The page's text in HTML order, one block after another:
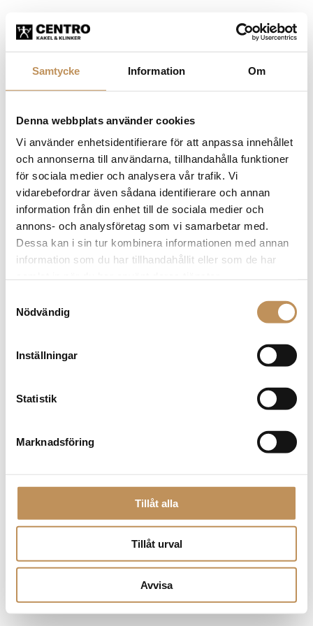
Samtycke Information Om
Denna webbplats använder cookies
Vi använder enhetsidentifierare för att anpassa innehållet
och annonserna till användarna, tillhandahålla funktioner
för sociala medier och analysera vår trafik. Vi
vidarebefordrar även sådana identifierare och annan
information från din enhet till de sociala medier och
annons- och analysföretag som vi samarbetar med.
Dessa kan i sin tur kombinera informationen med annan
information som du har tillhandahållit eller som de har
Nödvändig
Inställningar
Statistik
Marknadsföring
Tillåt alla
Tillåt urval
Avvisa
Application error: a client-side exception has occurred (see the
browser console for more information)